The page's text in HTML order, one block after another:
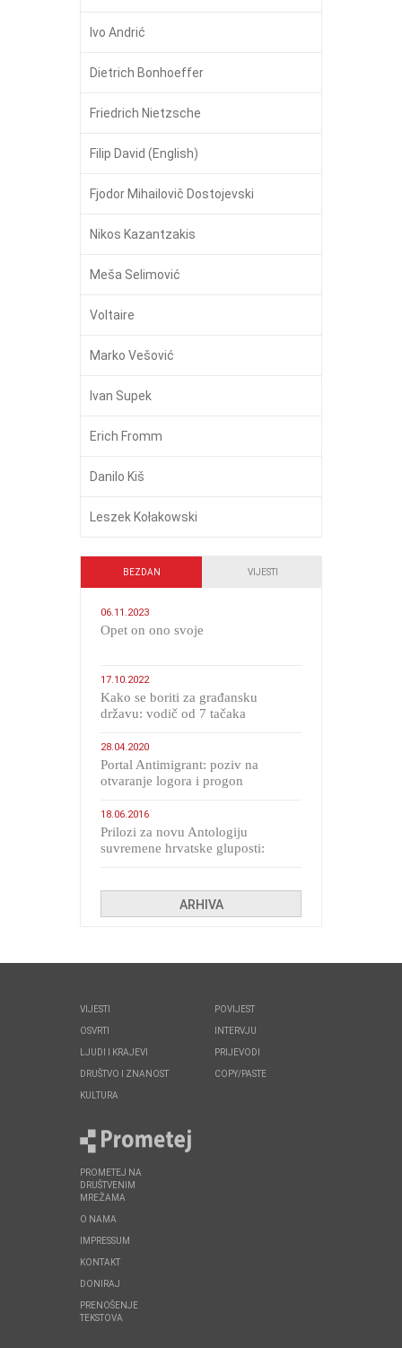
Ivo Andrić
Dietrich Bonhoeffer
Friedrich Nietzsche
Filip David (English)
Fjodor Mihailovič Dostojevski
Nikos Kazantzakis
Meša Selimović
Voltaire
Marko Vešović
Ivan Supek
Erich Fromm
Danilo Kiš
Leszek Kołakowski
BEZDAN VIJESTI
06.11.2023
​Opet on ono svoje
17.10.2022
Kako se boriti za građansku
državu: vodič od 7 tačaka
28.04.2020
Portal Antimigrant: poziv na
otvaranje logora i progon
18.06.2016
Prilozi za novu Antologiju
suvremene hrvatske gluposti:
ARHIVA
VIJESTI
OSVRTI
LJUDI I KRAJEVI
DRUŠTVO I ZNANOST
KULTURA
POVIJEST
INTERVJU
PRIJEVODI
COPY/PASTE
PROMETEJ NA
DRUŠTVENIM
MREŽAMA
O NAMA
IMPRESSUM
KONTAKT
DONIRAJ
PRENOŠENJE
TEKSTOVA